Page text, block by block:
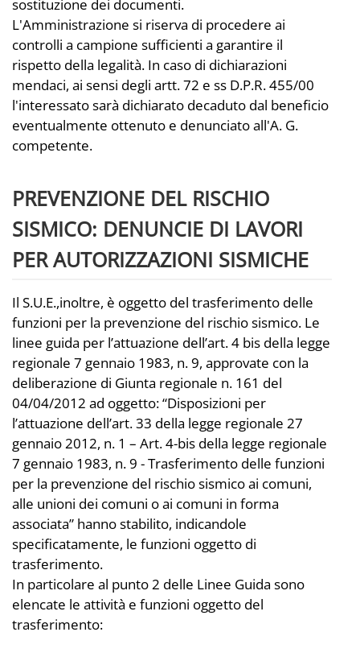
sostituzione dei documenti.
L'Amministrazione si riserva di procedere ai
controlli a campione sufficienti a garantire il
rispetto della legalità. In caso di dichiarazioni
mendaci, ai sensi degli artt. 72 e ss D.P.R. 455/00
l'interessato sarà dichiarato decaduto dal beneficio
eventualmente ottenuto e denunciato all'A. G.
competente.
PREVENZIONE DEL RISCHIO
SISMICO: DENUNCIE DI LAVORI
PER AUTORIZZAZIONI SISMICHE
Il S.U.E.,inoltre, è oggetto del trasferimento delle
funzioni per la prevenzione del rischio sismico. Le
linee guida per l’attuazione dell’art. 4 bis della legge
regionale 7 gennaio 1983, n. 9, approvate con la
deliberazione di Giunta regionale n. 161 del
04/04/2012 ad oggetto: “Disposizioni per
l’attuazione dell’art. 33 della legge regionale 27
gennaio 2012, n. 1 – Art. 4-bis della legge regionale
7 gennaio 1983, n. 9 - Trasferimento delle funzioni
per la prevenzione del rischio sismico ai comuni,
alle unioni dei comuni o ai comuni in forma
associata” hanno stabilito, indicandole
specificatamente, le funzioni oggetto di
trasferimento.
In particolare al punto 2 delle Linee Guida sono
elencate le attività e funzioni oggetto del
trasferimento: